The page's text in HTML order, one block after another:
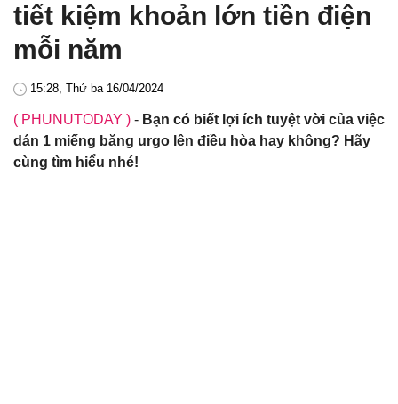
tiết kiệm khoản lớn tiền điện
mỗi năm
15:28, Thứ ba 16/04/2024
( PHUNUTODAY ) - Bạn có biết lợi ích tuyệt vời của việc
dán 1 miếng băng urgo lên điều hòa hay không? Hãy
cùng tìm hiểu nhé!